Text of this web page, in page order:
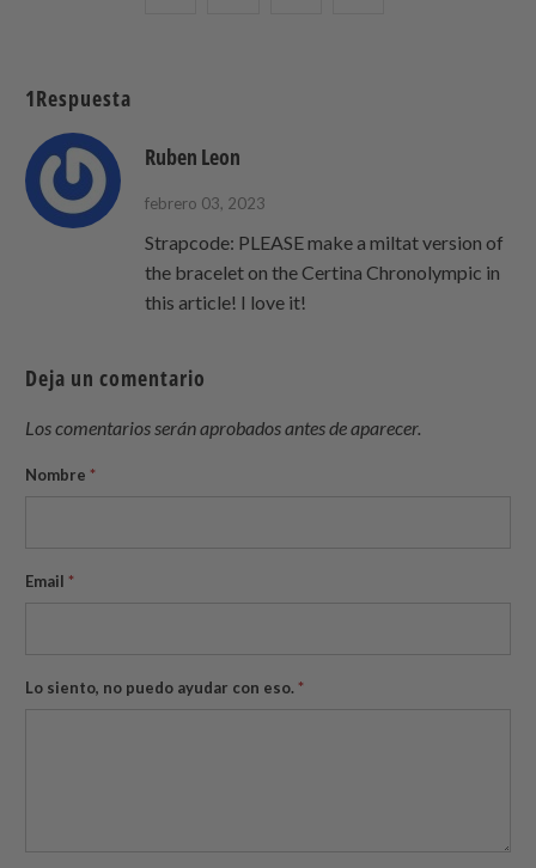
1Respuesta
Ruben Leon
febrero 03, 2023
Strapcode: PLEASE make a miltat version of
the bracelet on the Certina Chronolympic in
this article! I love it!
Deja un comentario
Los comentarios serán aprobados antes de aparecer.
Nombre *
Email *
Lo siento, no puedo ayudar con eso. *